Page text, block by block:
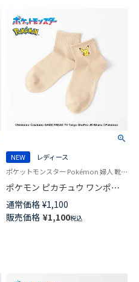
NEW
レディース
ポケットモンスター Pokémon 婦人 靴下 無料ラッピング
ポケモン ピカチュウ ワンポイ
ント ショート丈 カジュアル ソ
ックス レディース 03307015
通常価格 ¥1,100
販売価格 ¥1,100税込